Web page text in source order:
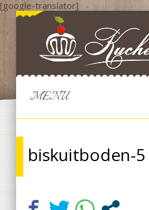
[google-translator]
MENU
biskuitboden-5